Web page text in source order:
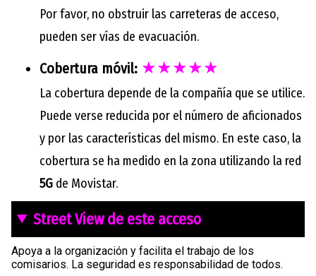
Por favor, no obstruir las carreteras de acceso,
pueden ser vías de evacuación.
Cobertura móvil: ★★★★★
La cobertura depende de la compañía que se utilice.
Puede verse reducida por el número de aficionados
y por las características del mismo. En este caso, la
cobertura se ha medido en la zona utilizando la red
5G de Movistar.
Street View de este acceso
Apoya a la organización y facilita el trabajo de los
comisarios. La seguridad es responsabilidad de todos.